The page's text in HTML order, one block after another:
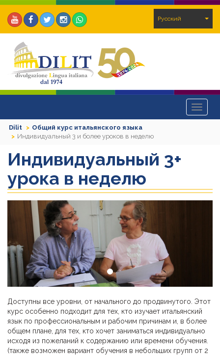
Pусский
Toggle
Dilit
Общий курс итальянского языка
Индивидуальный 3 и более уроков в неделю
Индивидуальный 3+
урока в неделю
Доступны все уровни, от начального до продвинутого. Этот
курс особенно подходит для тех, кто изучает итальянский
язык по профессиональным и рабочим причинам и, в более
общем плане, для тех, кто хочет заниматься индивидуально
исходя из пожеланий к содержанию или времени обучения.
(также возможен вариант обучения в небольших групп от 2